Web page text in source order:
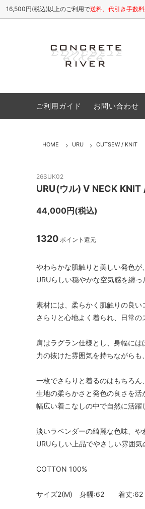
16,500円(税込)以上のご利用で送料、代引き手数
cheeba cheeba records
Cutsew(カットソー)
Accessory(アクセサリー)
26A/W
ご利用ガイド お問い合わせ
HOME URU CUTSEW / KNIT
26SUK02
URU(ウル) V NECK KNIT
44,000円(税込)
1320 ポイント還元
やわらかな肌触りと美しい発色が
URUらしい穏やかな空気感を纏っ
素材には、柔らかく肌触りの良い
さらりと心地よく着られ、日常の
肩はラグラン仕様とし、身幅に
力の抜けた雰囲気を持ちながらも
一枚でさらりと着るのはもちろん、
生地の柔らかさと発色の良さを活
幅広い着こなしの中で自然に活躍
淡いラベンダーの綺麗な色味、や
URUらしい上品でやさしい雰囲気
COTTON 100%
サイズ2(M) 身幅:62 着丈